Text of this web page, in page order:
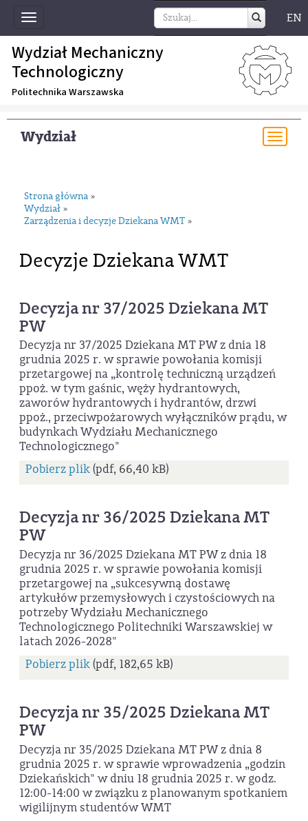
Toggle
navigation
EN
Wydział Mechaniczny
Technologiczny
Politechnika Warszawska
Wydział
Strona główna »
Wydział »
Zarządzenia i decyzje Dziekana WMT »
Decyzje Dziekana WMT
Decyzja nr 37/2025 Dziekana MT
PW
Decyzja nr 37/2025 Dziekana MT PW z dnia 18
grudnia 2025 r. w sprawie powołania komisji
przetargowej na „kontrolę techniczną urządzeń
ppoż. w tym gaśnic, węży hydrantowych,
zaworów hydrantowych i hydrantów, drzwi
ppoż., przeciwpożarowych wyłączników prądu, w
budynkach Wydziału Mechanicznego
Technologicznego"
Pobierz plik(pdf, 66,40 kB)
Decyzja nr 36/2025 Dziekana MT
PW
Decyzja nr 36/2025 Dziekana MT PW z dnia 18
grudnia 2025 r. w sprawie powołania komisji
przetargowej na „sukcesywną dostawę
artykułów przemysłowych i czystościowych na
potrzeby Wydziału Mechanicznego
Technologicznego Politechniki Warszawskiej w
latach 2026-2028"
Pobierz plik(pdf, 182,65 kB)
Decyzja nr 35/2025 Dziekana MT
PW
Decyzja nr 35/2025 Dziekana MT PW z dnia 8
grudnia 2025 r. w sprawie wprowadzenia „godzin
Dziekańskich" w dniu 18 grudnia 2025 r. w godz.
12:00-14:00 w związku z planowanym spotkaniem
wigilijnym studentów WMT